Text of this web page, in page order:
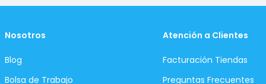
Nosotros
Blog
Bolsa de Trabajo
Atención a Clientes
Facturación Tiendas
Preguntas Frecuentes